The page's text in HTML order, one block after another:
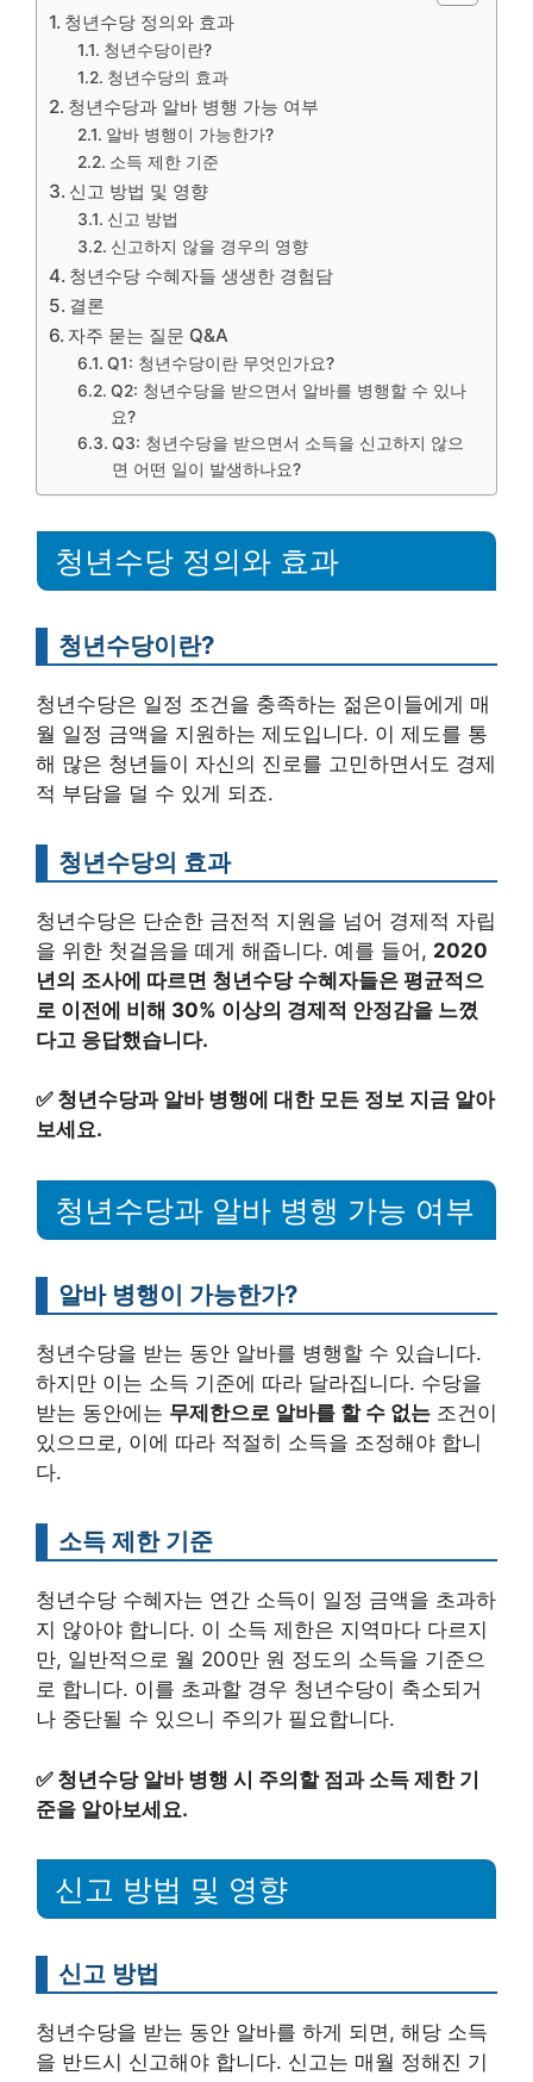
청년수당 정의와 효과
청년수당이란?
청년수당의 효과
청년수당과 알바 병행 가능 여부
알바 병행이 가능한가?
소득 제한 기준
신고 방법 및 영향
신고 방법
신고하지 않을 경우의 영향
청년수당 수혜자들 생생한 경험담
결론
자주 묻는 질문 Q&A
Q1: 청년수당이란 무엇인가요?
Q2: 청년수당을 받으면서 알바를 병행할 수 있나
요?
Q3: 청년수당을 받으면서 소득을 신고하지 않으
면 어떤 일이 발생하나요?
청년수당 정의와 효과
청년수당이란?
청년수당은 일정 조건을 충족하는 젊은이들에게 매
월 일정 금액을 지원하는 제도입니다. 이 제도를 통
해 많은 청년들이 자신의 진로를 고민하면서도 경제
적 부담을 덜 수 있게 되죠.
청년수당의 효과
청년수당은 단순한 금전적 지원을 넘어 경제적 자립
을 위한 첫걸음을 떼게 해줍니다. 예를 들어, 2020
년의 조사에 따르면 청년수당 수혜자들은 평균적으
로 이전에 비해 30% 이상의 경제적 안정감을 느꼈
다고 응답했습니다.
✅ 청년수당과 알바 병행에 대한 모든 정보 지금 알아
보세요.
청년수당과 알바 병행 가능 여부
알바 병행이 가능한가?
청년수당을 받는 동안 알바를 병행할 수 있습니다.
하지만 이는 소득 기준에 따라 달라집니다. 수당을
받는 동안에는 무제한으로 알바를 할 수 없는 조건이
있으므로, 이에 따라 적절히 소득을 조정해야 합니
다.
소득 제한 기준
청년수당 수혜자는 연간 소득이 일정 금액을 초과하
지 않아야 합니다. 이 소득 제한은 지역마다 다르지
만, 일반적으로 월 200만 원 정도의 소득을 기준으
로 합니다. 이를 초과할 경우 청년수당이 축소되거
나 중단될 수 있으니 주의가 필요합니다.
✅ 청년수당 알바 병행 시 주의할 점과 소득 제한 기
준을 알아보세요.
신고 방법 및 영향
신고 방법
청년수당을 받는 동안 알바를 하게 되면, 해당 소득
을 반드시 신고해야 합니다. 신고는 매월 정해진 기